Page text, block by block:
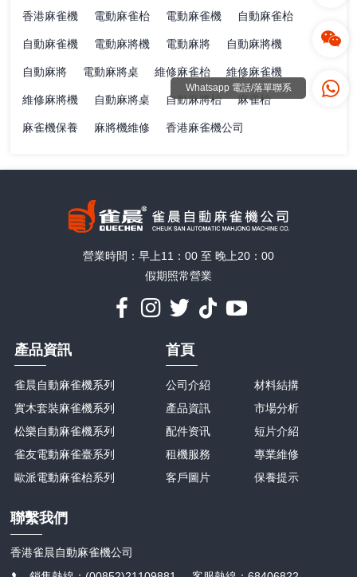
香港麻雀機 電動麻雀枱 電動麻雀機 自動麻雀枱
自動麻雀機 電動麻將機 電動麻將 自動麻將機
自動麻將 電動麻將桌 維修麻雀枱 維修麻雀機
維修麻將機 自動麻將桌 自動麻將枱 麻雀枱
麻雀機保養 麻將機維修 香港麻雀機公司
營業時間：早上11：00 至 晚上20：00
假期照常營業
產品資訊
雀晨自動麻雀機系列
實木套裝麻雀機系列
松樂自動麻雀機系列
雀友電動麻雀臺系列
歐派電動麻雀枱系列
首頁
公司介紹
產品資訊
配件资讯
租機服務
客戶圖片
材料結搆
市場分析
短片介紹
專業維修
保養提示
聯繫我們
香港雀晨自動麻雀機公司
Whatsapp 電話/落單聯系